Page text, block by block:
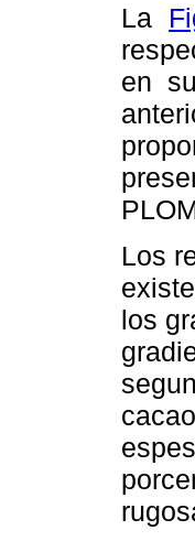
La
en
Los
los